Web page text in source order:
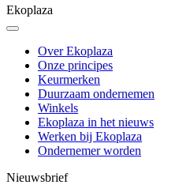
Ekoplaza
Over Ekoplaza
Onze principes
Keurmerken
Duurzaam ondernemen
Winkels
Ekoplaza in het nieuws
Werken bij Ekoplaza
Ondernemer worden
Nieuwsbrief